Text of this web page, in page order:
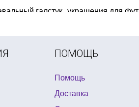
галстук украшения для
ПОМОЩЬ
Помощь
Доставка